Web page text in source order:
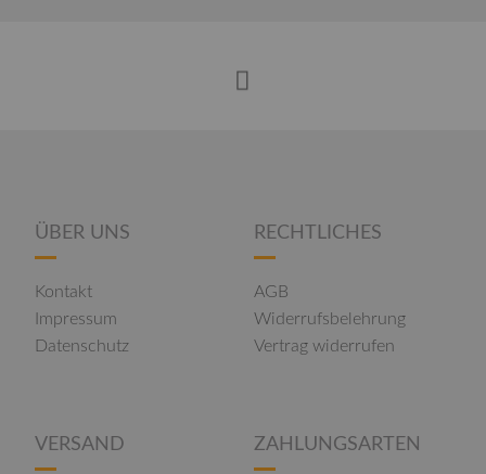
ÜBER UNS
Kontakt
Impressum
Datenschutz
RECHTLICHES
AGB
Widerrufsbelehrung
Vertrag widerrufen
VERSAND ZAHLUNGSARTEN